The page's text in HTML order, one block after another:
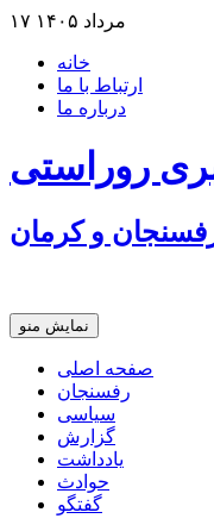
۱۷ مرداد ۱۴۰۵
خانه
ارتباط با ما
درباره ما
روراستی
رفسنجان و كرمان
ذره بین معاون توسعه
نمایش منو
صفحه اصلی
رفسنجان
سیاسی
گزارش
یادداشت
حوادث
گفتگو